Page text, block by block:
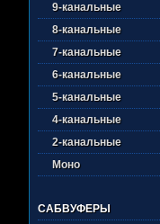
9-канальные
8-канальные
7-канальные
6-канальные
5-канальные
4-канальные
2-канальные
Моно
САБВУФЕРЫ